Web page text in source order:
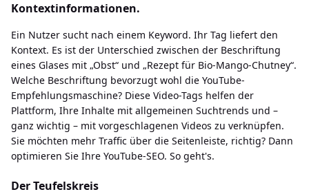
Kontextinformationen.
Ein Nutzer sucht nach einem Keyword. Ihr Tag liefert den
Kontext. Es ist der Unterschied zwischen der Beschriftung
eines Glases mit „Obst“ und „Rezept für Bio-Mango-Chutney“.
Welche Beschriftung bevorzugt wohl die YouTube-
Empfehlungsmaschine? Diese Video-Tags helfen der
Plattform, Ihre Inhalte mit allgemeinen Suchtrends und –
ganz wichtig – mit vorgeschlagenen Videos zu verknüpfen.
Sie möchten mehr Traffic über die Seitenleiste, richtig? Dann
optimieren Sie Ihre YouTube-SEO. So geht's.
Der Teufelskreis